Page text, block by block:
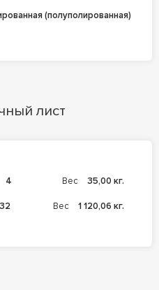
(полуполированная)
лист
4 Вес 35,00 кг.
32 Вес 1 120,06 кг.